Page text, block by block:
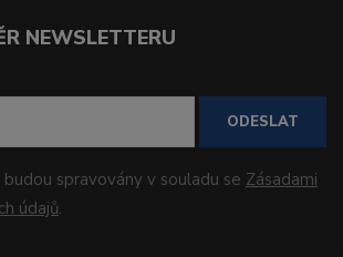
NEWSLETTERU
ODESLAT
spravovány v souladu se Zásadami
údajů.